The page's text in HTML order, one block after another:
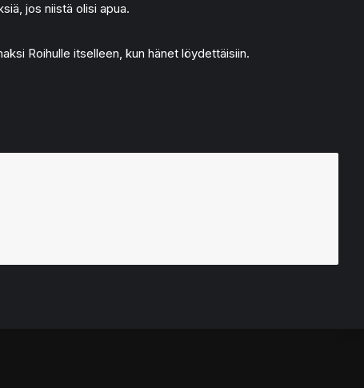
jos niistä olisi apua.
Roihulle itselleen, kun hänet löydettäisiin.